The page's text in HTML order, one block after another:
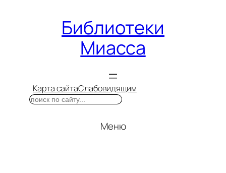
Библиотеки
Миасса
Карта сайтаСлабовидящим
Поиск
Меню